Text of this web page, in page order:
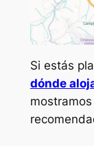
Si estás
dónde